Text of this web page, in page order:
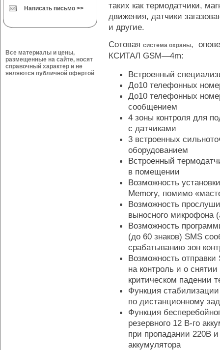
Написать письмо >>
Все материалы и цены,
размещенные на сайте, носят
справочный характер и не
являются публичной офертой
таких как термодатчики,
движения, датчики
и другие.
Сотовая система охраны,
КСИТАЛ GSM—4m:
Встроенный
До10 телефонных
До10 телефонных
сообщением
4 зоны контроля для
с датчиками
3 встроенных
оборудованием
Встроенный
в помещении
Возможность
Memory, помимо
Возможность
выносного микрофона
Возможность
(до 60 знаков) SMS
срабатыванию зон
Возможность
на контроль и о
критическом падении
Функция
по дистанционному
Функция
резервного 12 В-го
при пропадании 220В и
аккумулятора